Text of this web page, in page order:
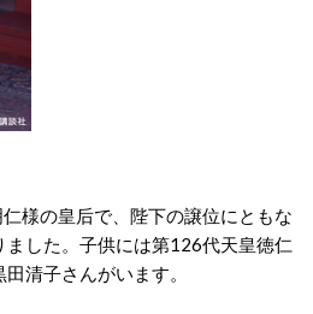
様の皇后で、陛下の譲位にともな
した。子供には第126代天皇徳仁
清子さんがいます。